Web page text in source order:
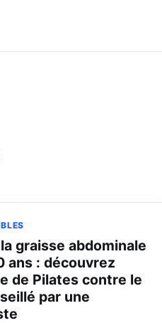
graisse abdominale
ans : découvrez
de Pilates contre le
par une